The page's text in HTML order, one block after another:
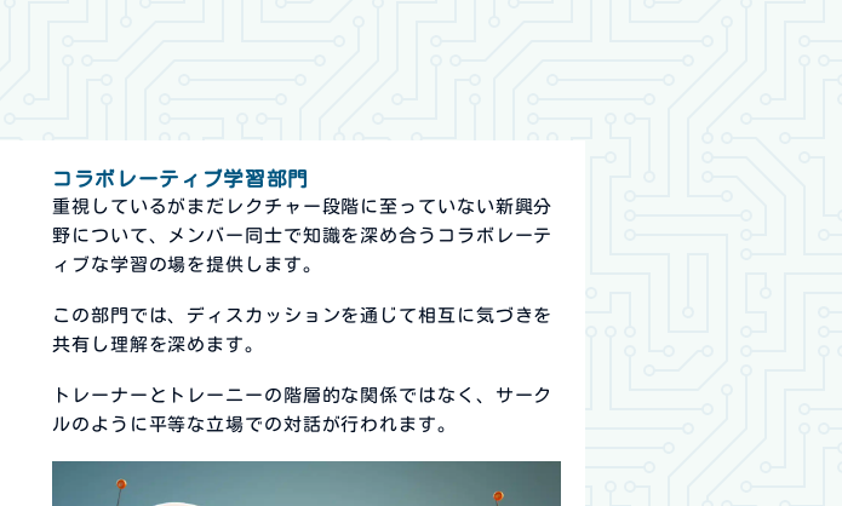
コラボレーティブ学習部門
重視しているがまだレクチャー段階に至っていない新興分
野について、メンバー同士で知識を深め合うコラボレーテ
ィブな学習の場を提供します。
この部門では、ディスカッションを通じて相互に気づきを
共有し理解を深めます。
トレーナーとトレーニーの階層的な関係ではなく、サーク
ルのように平等な立場での対話が行われます。